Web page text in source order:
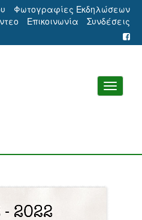
Φωτογραφίες Εκδηλώσεων
Επικοινωνία Συνδέσεις